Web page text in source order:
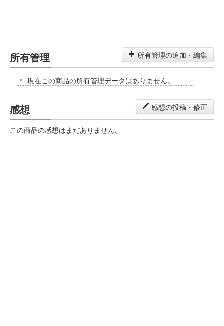
所有管理 所有管理の追加・編集
現在この商品の所有管理データはありません。
感想 感想の投稿・修正
この商品の感想はまだありません。